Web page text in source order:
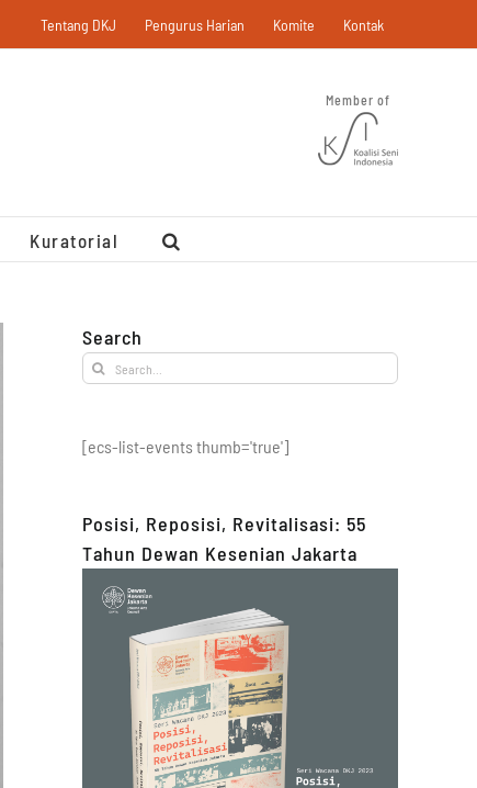
Tentang DKJ Pengurus Harian Komite Kontak
Member of
Kuratorial
Search
Search
for:
[ecs-list-events thumb='true']
Posisi, Reposisi, Revitalisasi: 55
Tahun Dewan Kesenian Jakarta